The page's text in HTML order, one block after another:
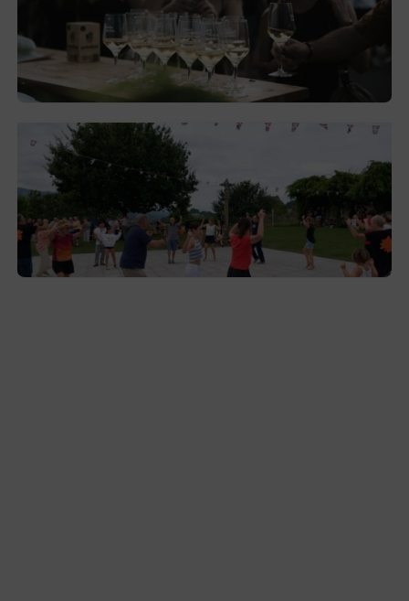
El festival de Bizkaiko Txakolina ‘Mahasti
Artean’ llega a Durangaldea en
septiembre
2026-08-03
Gerediaga inicia sus fiestas con una cena
y la romería de Ansorregi eta Larrañaga
2026-08-03